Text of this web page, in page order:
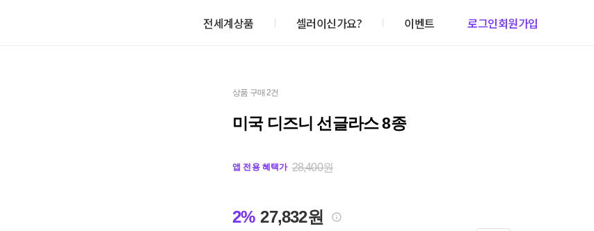
전세계상품 셀러이신가요? 이벤트 로그인회원가입
상품 구매 2건
미국 디즈니 선글라스 8종
앱 전용 혜택가 28,400원
2% 27,832원